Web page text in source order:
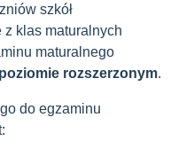
szkół
z klas maturalnych
maturalnego
rozszerzonym.
do egzaminu